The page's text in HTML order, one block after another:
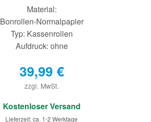
Material:
Bonrollen-Normalpapier
Typ: Kassenrollen
Aufdruck: ohne
39,99 €
zzgl. MwSt.
€
Kostenloser Versand
Lieferzeit: ca. 1-2 Werktage